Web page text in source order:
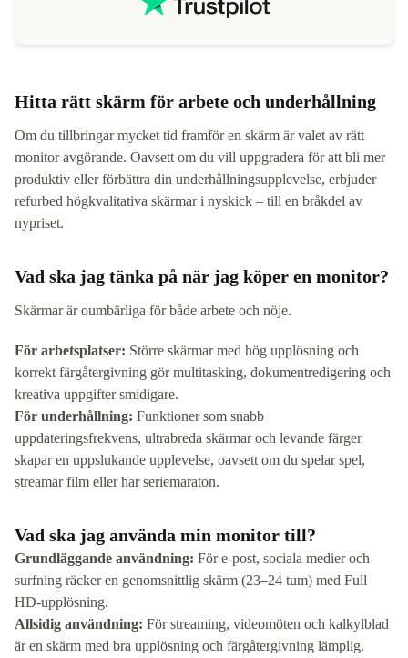
Hitta rätt skärm för arbete och underhållning
Om du tillbringar mycket tid framför en skärm är valet av rätt
monitor avgörande. Oavsett om du vill uppgradera för att bli mer
produktiv eller förbättra din underhållningsupplevelse, erbjuder
refurbed högkvalitativa skärmar i nyskick – till en bråkdel av
nypriset.
Vad ska jag tänka på när jag köper en monitor?
Skärmar är oumbärliga för både arbete och nöje.
För arbetsplatser: Större skärmar med hög upplösning och
korrekt färgåtergivning gör multitasking, dokumentredigering och
kreativa uppgifter smidigare.
För underhållning: Funktioner som snabb
uppdateringsfrekvens, ultrabreda skärmar och levande färger
skapar en uppslukande upplevelse, oavsett om du spelar spel,
streamar film eller har seriemaraton.
Vad ska jag använda min monitor till?
Grundläggande användning: För e-post, sociala medier och
surfning räcker en genomsnittlig skärm (23–24 tum) med Full
HD-upplösning.
Allsidig användning: För streaming, videomöten och kalkylblad
är en skärm med bra upplösning och färgåtergivning lämplig.